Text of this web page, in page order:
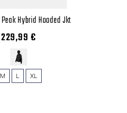
Peak Hybrid Hooded Jkt
229,99 €
M L XL